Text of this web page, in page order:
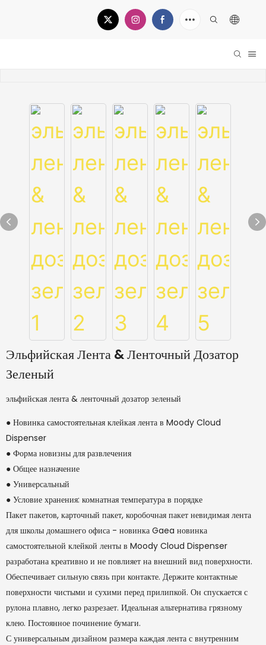
Эльфийская Лента & Ленточный Дозатор
Зеленый
эльфийская лента & ленточный дозатор зеленый
● Новинка самостоятельная клейкая лента в Moody Cloud
Dispenser
● Форма новизны для развлечения
● Общее назначение
● Универсальный
● Условие хранения: комнатная температура в порядке
Пакет пакетов, карточный пакет, коробочная пакет невидимая лента
для школы домашнего офиса - новинка Gaea новинка
самостоятельной клейкой ленты в Moody Cloud Dispenser
разработана креативно и не повлияет на внешний вид поверхности.
Обеспечивает сильную связь при контакте. Держите контактные
поверхности чистыми и сухими перед прилипкой. Он спускается с
рулона плавно, легко разрезает. Идеальная альтернатива грязному
клею. Постоянное починение бумаги.
С универсальным дизайном размера каждая лента с внутренним